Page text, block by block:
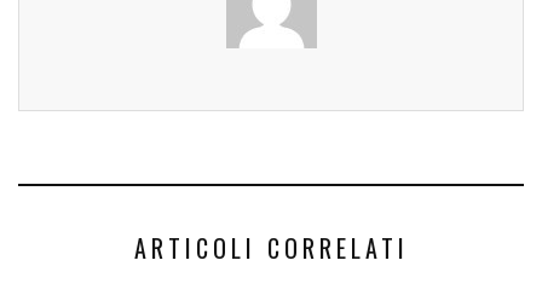
ARTICOLI CORRELATI